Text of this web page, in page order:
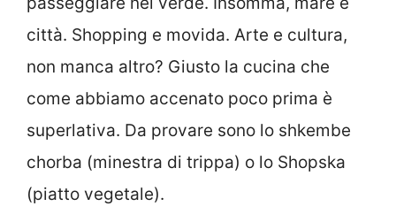
città. Shopping e movida. Arte e cultura,
non manca altro? Giusto la cucina che
come abbiamo accenato poco prima è
superlativa. Da provare sono lo shkembe
chorba (minestra di trippa) o lo Shopska
(piatto vegetale).